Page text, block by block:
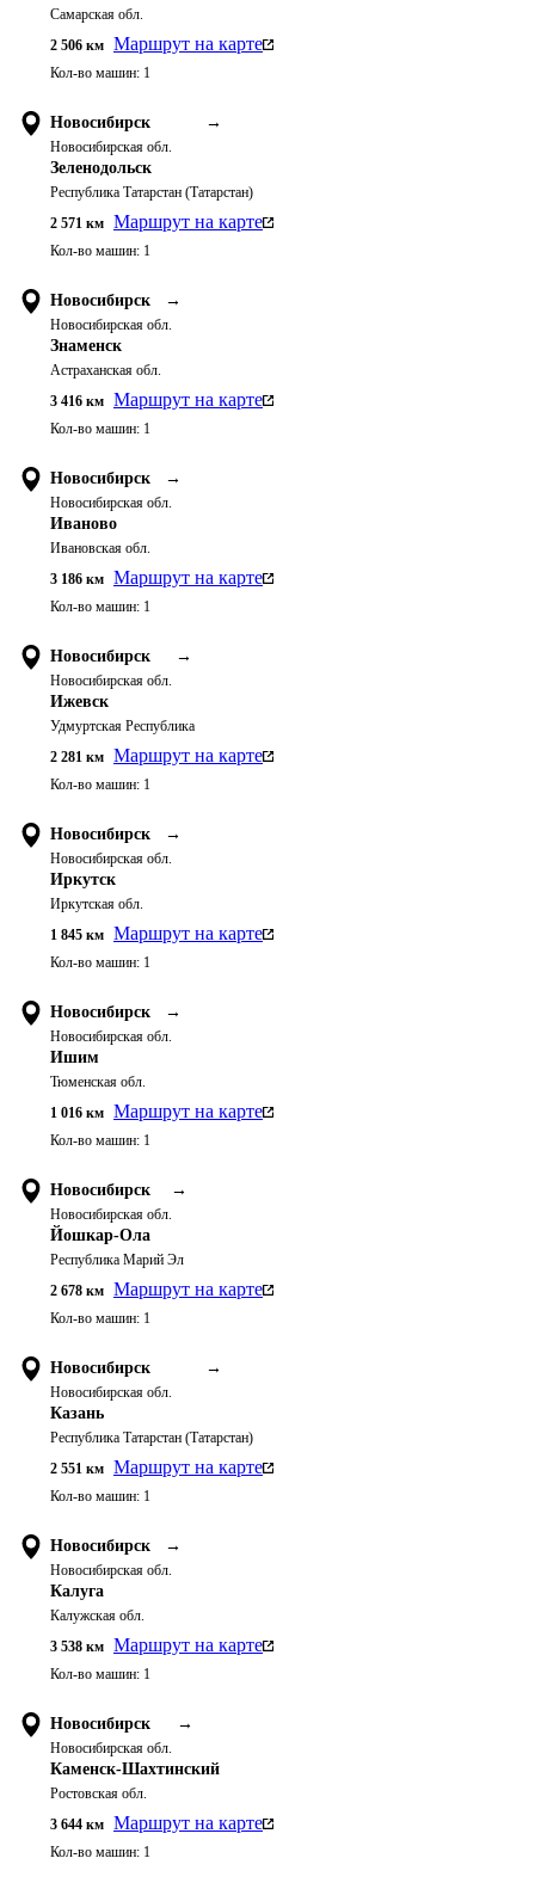
Самарская обл.
2 506 км Маршрут на карте
Кол-во машин: 1
Новосибирск →
Новосибирская обл.
Зеленодольск
Республика Татарстан (Татарстан)
2 571 км Маршрут на карте
Кол-во машин: 1
Новосибирск →
Новосибирская обл.
Знаменск
Астраханская обл.
3 416 км Маршрут на карте
Кол-во машин: 1
Новосибирск →
Новосибирская обл.
Иваново
Ивановская обл.
3 186 км Маршрут на карте
Кол-во машин: 1
Новосибирск →
Новосибирская обл.
Ижевск
Удмуртская Республика
2 281 км Маршрут на карте
Кол-во машин: 1
Новосибирск →
Новосибирская обл.
Иркутск
Иркутская обл.
1 845 км Маршрут на карте
Кол-во машин: 1
Новосибирск →
Новосибирская обл.
Ишим
Тюменская обл.
1 016 км Маршрут на карте
Кол-во машин: 1
Новосибирск →
Новосибирская обл.
Йошкар-Ола
Республика Марий Эл
2 678 км Маршрут на карте
Кол-во машин: 1
Новосибирск →
Новосибирская обл.
Казань
Республика Татарстан (Татарстан)
2 551 км Маршрут на карте
Кол-во машин: 1
Новосибирск →
Новосибирская обл.
Калуга
Калужская обл.
3 538 км Маршрут на карте
Кол-во машин: 1
Новосибирск →
Новосибирская обл.
Каменск-Шахтинский
Ростовская обл.
3 644 км Маршрут на карте
Кол-во машин: 1